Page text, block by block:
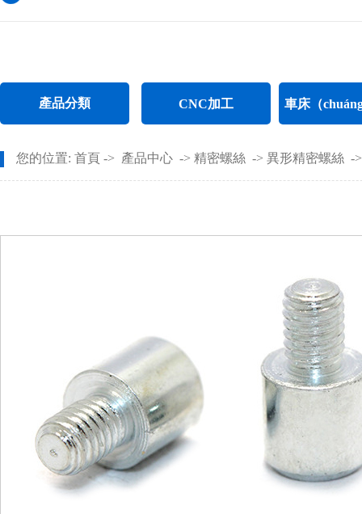
產品分類 CNC加工
CNC長軸（zhóu）加工（gōng）
車床（
螺母車（chē
銅件車床
銷軸車（chē
您的位置: 首頁 -> 產品中心 -> 精密螺絲 -> 異形精密螺絲 -